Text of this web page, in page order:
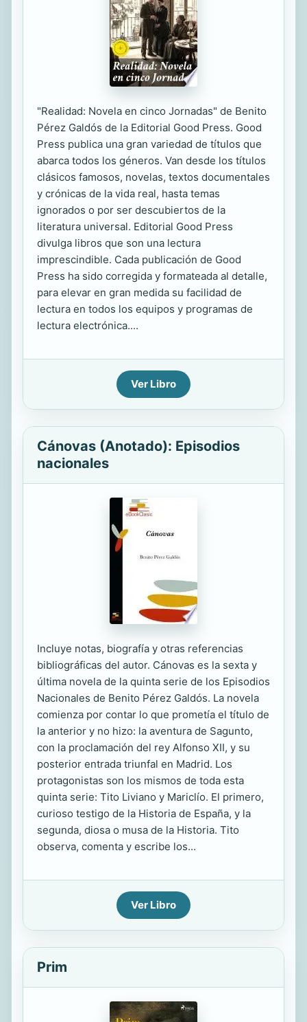
"Realidad: Novela en cinco Jornadas" de Benito
Pérez Galdós de la Editorial Good Press. Good
Press publica una gran variedad de títulos que
abarca todos los géneros. Van desde los títulos
clásicos famosos, novelas, textos documentales
y crónicas de la vida real, hasta temas
ignorados o por ser descubiertos de la
literatura universal. Editorial Good Press
divulga libros que son una lectura
imprescindible. Cada publicación de Good
Press ha sido corregida y formateada al detalle,
para elevar en gran medida su facilidad de
lectura en todos los equipos y programas de
lectura electrónica....
Ver Libro
Cánovas (Anotado): Episodios
nacionales
Incluye notas, biografía y otras referencias
bibliográficas del autor. Cánovas es la sexta y
última novela de la quinta serie de los Episodios
Nacionales de Benito Pérez Galdós. La novela
comienza por contar lo que prometía el título de
la anterior y no hizo: la aventura de Sagunto,
con la proclamación del rey Alfonso XII, y su
posterior entrada triunfal en Madrid. Los
protagonistas son los mismos de toda esta
quinta serie: Tito Liviano y Mariclío. El primero,
curioso testigo de la Historia de España, y la
segunda, diosa o musa de la Historia. Tito
observa, comenta y escribe los...
Ver Libro
Prim